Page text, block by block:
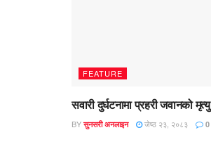
FEATURE
सवारी दुर्घटनामा प्रहरी जवानको मृत्यु
BY सुनसरी अनलाइन जेष्ठ २३, २०८३ 0